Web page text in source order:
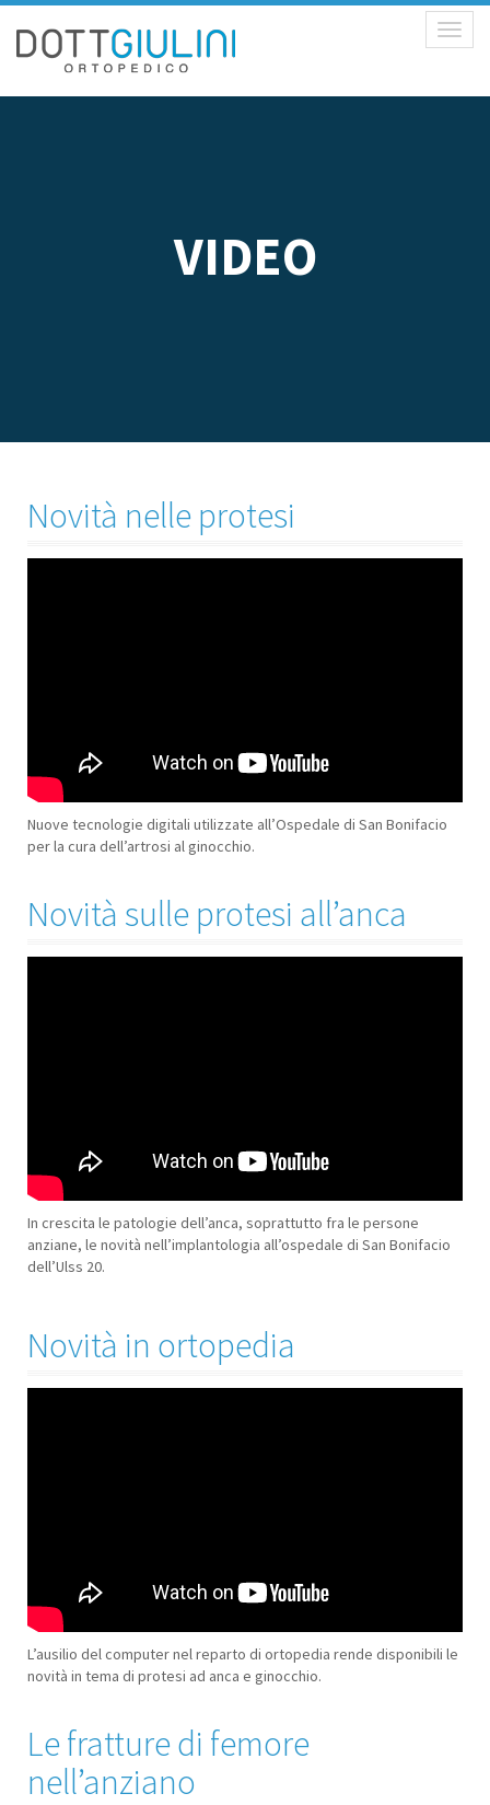
VIDEO
Novità nelle protesi
Nuove tecnologie digitali utilizzate all’Ospedale di San Bonifacio
per la cura dell’artrosi al ginocchio.
Novità sulle protesi all’anca
In crescita le patologie dell’anca, soprattutto fra le persone
anziane, le novità nell’implantologia all’ospedale di San Bonifacio
dell’Ulss 20.
Novità in ortopedia
L’ausilio del computer nel reparto di ortopedia rende disponibili le
novità in tema di protesi ad anca e ginocchio.
Le fratture di femore
nell’anziano